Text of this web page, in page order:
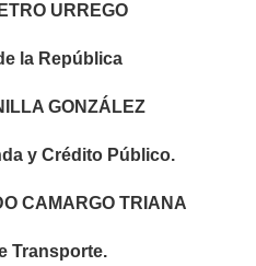
URREGO
la República
GONZÁLEZ
y Crédito Público.
CAMARGO TRIANA
Transporte.